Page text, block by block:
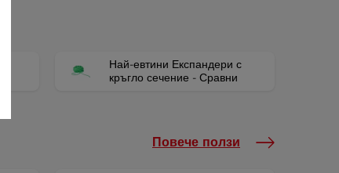
Най-евтини Експандери с
кръгло сечение - Сравни
Повече ползи